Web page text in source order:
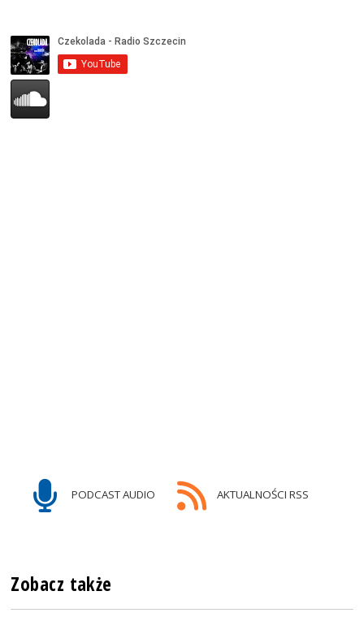
PODCAST AUDIO AKTUALNOŚCI RSS
Zobacz także